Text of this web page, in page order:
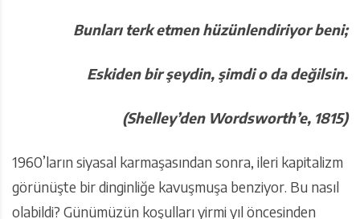
Bunları terk etmen hüzünlendiriyor beni;
Eskiden bir şeydin, şimdi o da değilsin.
(Shelley’den Wordsworth’e, 1815)
1960’ların siyasal karmaşasından sonra, ileri kapitalizm
görünüşte bir dinginliğe kavuşmuşa benziyor. Bu nasıl
olabildi? Günümüzün koşulları yirmi yıl öncesinden